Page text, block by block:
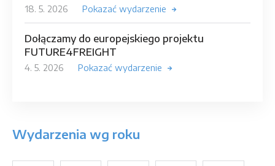
18. 5. 2026 Pokazać wydarzenie
Dołączamy do europejskiego projektu
FUTURE4FREIGHT
4. 5. 2026 Pokazać wydarzenie
Wydarzenia wg roku